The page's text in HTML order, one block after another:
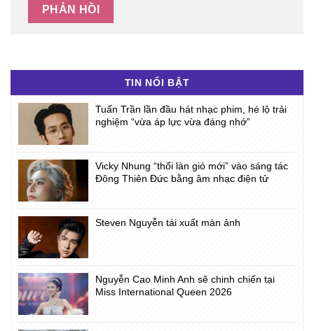
TIN NỔI BẬT
Tuấn Trần lần đầu hát nhạc phim, hé lộ trải
nghiệm “vừa áp lực vừa đáng nhớ”
Vicky Nhung “thổi làn gió mới” vào sáng tác
Đông Thiên Đức bằng âm nhạc điện tử
Steven Nguyễn tái xuất màn ảnh
Nguyễn Cao Minh Anh sẽ chinh chiến tại
Miss International Queen 2026